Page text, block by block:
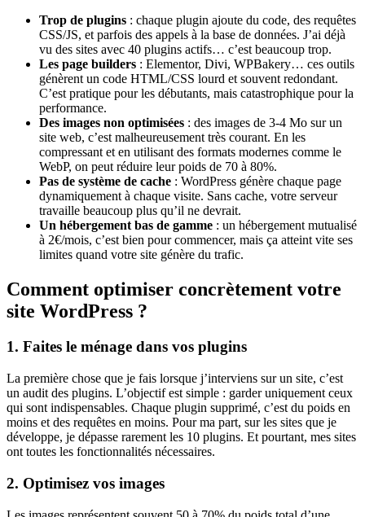
Trop de plugins : chaque plugin ajoute du code, des requêtes
CSS/JS, et parfois des appels à la base de données. J’ai déjà
vu des sites avec 40 plugins actifs… c’est beaucoup trop.
Les page builders : Elementor, Divi, WPBakery… ces outils
génèrent un code HTML/CSS lourd et souvent redondant.
C’est pratique pour les débutants, mais catastrophique pour la
performance.
Des images non optimisées : des images de 3-4 Mo sur un
site web, c’est malheureusement très courant. En les
compressant et en utilisant des formats modernes comme le
WebP, on peut réduire leur poids de 70 à 80%.
Pas de système de cache : WordPress génère chaque page
dynamiquement à chaque visite. Sans cache, votre serveur
travaille beaucoup plus qu’il ne devrait.
Un hébergement bas de gamme : un hébergement mutualisé
à 2€/mois, c’est bien pour commencer, mais ça atteint vite ses
limites quand votre site génère du trafic.
Comment optimiser concrètement votre
site WordPress ?
1. Faites le ménage dans vos plugins
La première chose que je fais lorsque j’interviens sur un site, c’est
un audit des plugins. L’objectif est simple : garder uniquement ceux
qui sont indispensables. Chaque plugin supprimé, c’est du poids en
moins et des requêtes en moins. Pour ma part, sur les sites que je
développe, je dépasse rarement les 10 plugins. Et pourtant, mes sites
ont toutes les fonctionnalités nécessaires.
2. Optimisez vos images